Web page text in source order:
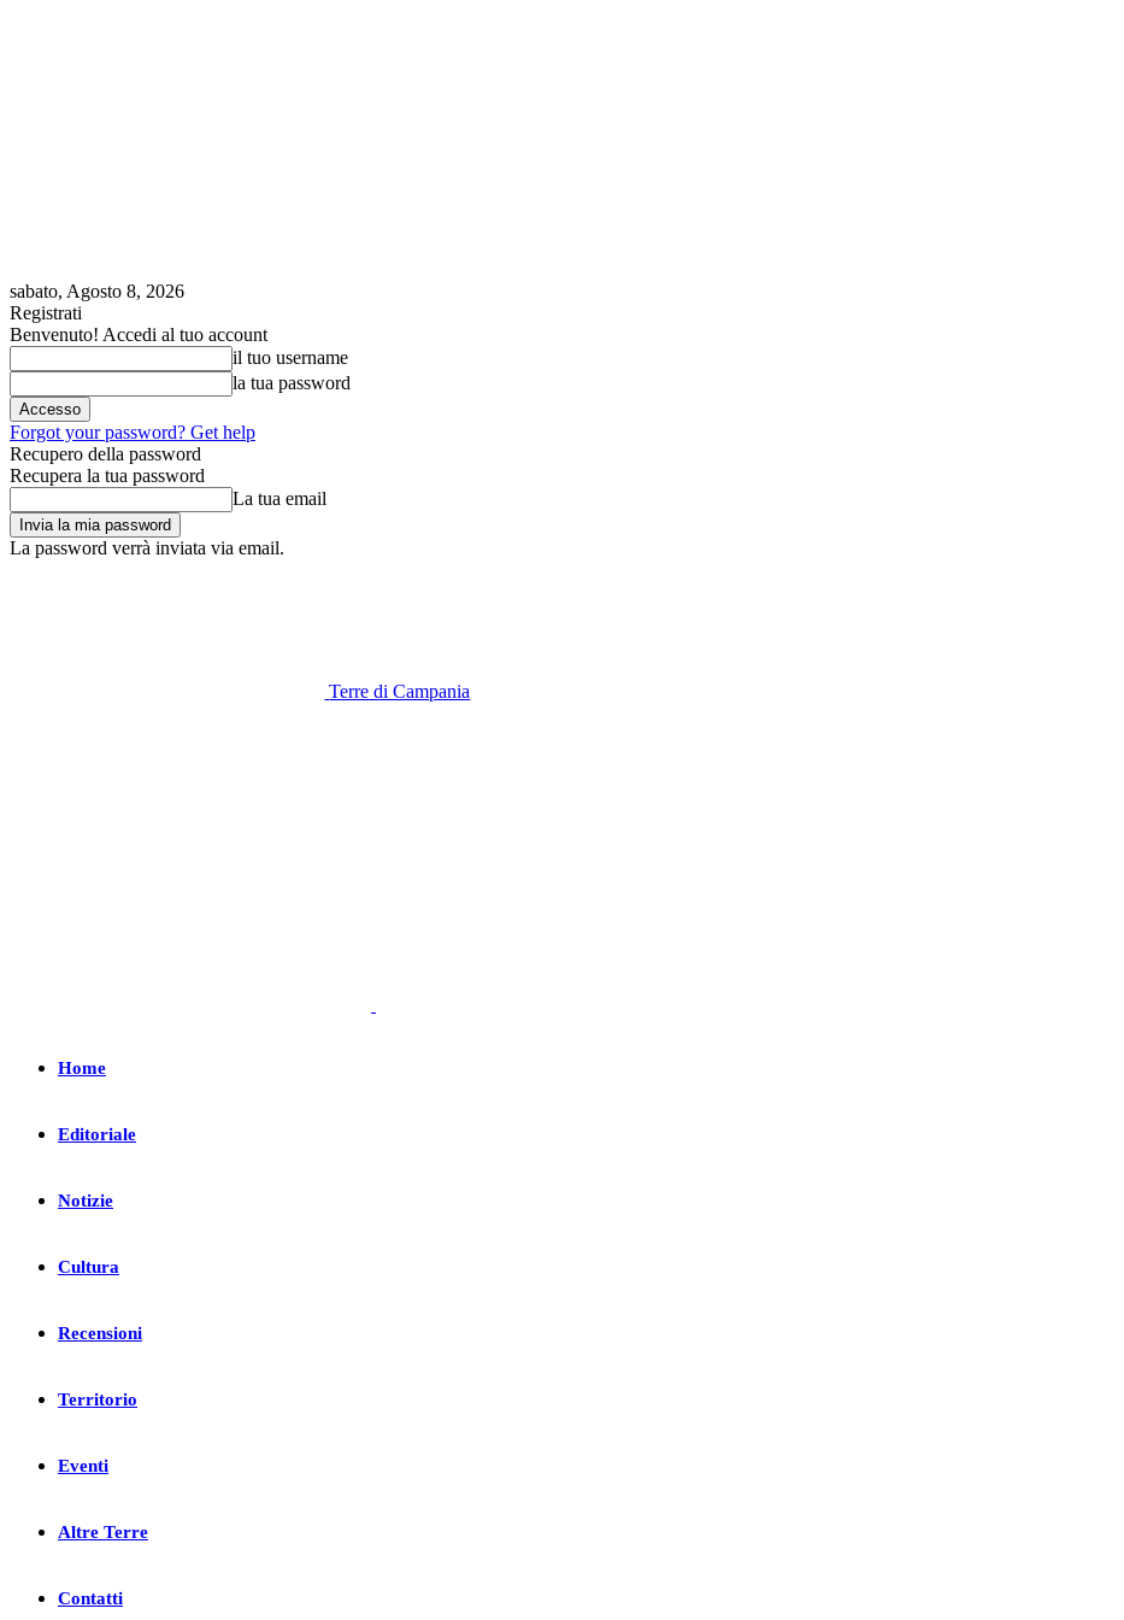
sabato, Agosto 8, 2026
Registrati
Benvenuto! Accedi al tuo account
il tuo username
la tua password
Forgot your password? Get help
Recupero della password
Recupera la tua password
La tua email
La password verrà inviata via email.
Terre di Campania
Home
Editoriale
Notizie
Cultura
Recensioni
Territorio
Eventi
Altre Terre
Contatti